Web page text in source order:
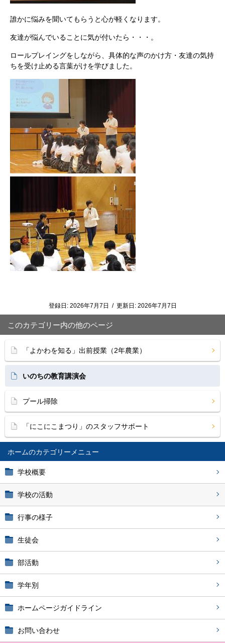
ホーム
学校概要
学校の活動
行事の様子
生徒会
部活動
学年別
ホームページガイドライン
お問い合わせ
誰かに悩みを聞いてもらうと心が軽くなります。
友達が悩んでいることに気が付いたら・・・。
ロールプレイングをしながら、具体的な声のかけ方・友達の気持
ちを受け止める言葉がけを学びました。
登録日: 2026年7月7日 / 更新日: 2026年7月7日
このカテゴリー内の他のページ
「よかわを知る」出前授業（2年農業）
いのちの教育講演会
プール掃除
「にこにこまつり」のスタッフサポート